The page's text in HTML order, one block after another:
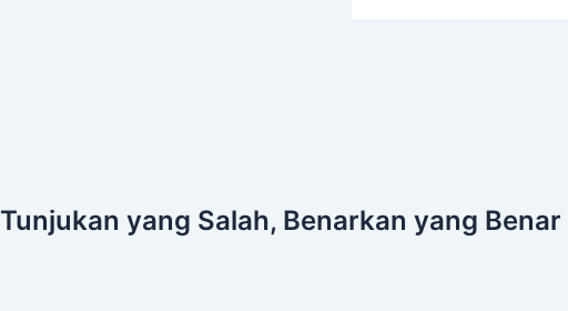
Tunjukan yang Salah, Benarkan yang Benar